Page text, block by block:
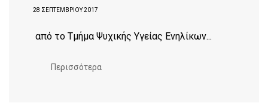
28 ΣΕΠΤΕΜΒΡΊΟΥ 2017
από το Τμήμα Ψυχικής Υγείας Ενηλίκων...
Περισσότερα